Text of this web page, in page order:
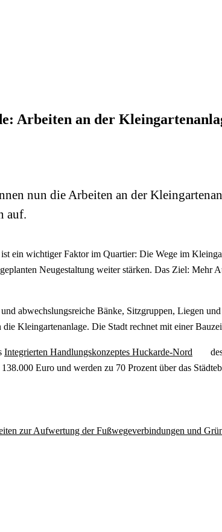
Arbeiten an der
nun die Arbeiten an der
auf.
ein wichtiger Faktor im Quartier: Die Wege im
Neugestaltung weiter stärken. Das Ziel:
abwechslungsreiche Bänke, Sitzgruppen, Liegen
Kleingartenanlage. Die Stadt rechnet mit einer
Integrierten Handlungskonzeptes Huckarde-Nord
Euro und werden zu 70 Prozent über das
zur Aufwertung der Fußwegeverbindungen und